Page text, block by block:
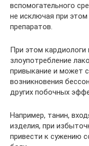
вспомогательного
не исключая при
препаратов.
При этом
злоупотребление
привыкание и может
возникновения
других побочных
Например, танин,
изделия, при
привести к сужению